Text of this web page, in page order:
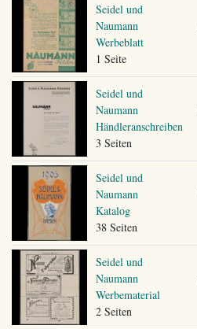
Seidel und
Naumann
Werbeblatt
1 Seite
Seidel und
Naumann
Händleranschreiben
3 Seiten
Seidel und
Naumann
Katalog
38 Seiten
Seidel und
Naumann
Werbematerial
2 Seiten